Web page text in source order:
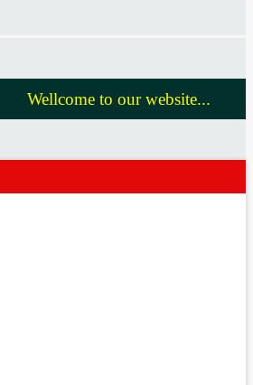
Wellcome to our website...